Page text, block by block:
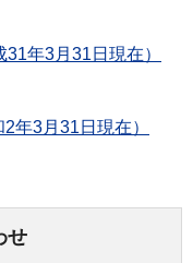
年3月31日現在）
年3月31日現在）
せ